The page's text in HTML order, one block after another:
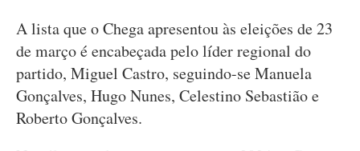
A lista que o Chega apresentou às eleições de 23
de março é encabeçada pelo líder regional do
partido, Miguel Castro, seguindo-se Manuela
Gonçalves, Hugo Nunes, Celestino Sebastião e
Roberto Gonçalves.